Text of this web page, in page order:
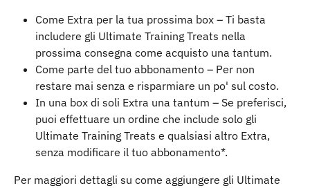
Come Extra per la tua prossima box – Ti basta
includere gli Ultimate Training Treats nella
prossima consegna come acquisto una tantum.
Come parte del tuo abbonamento – Per non
restare mai senza e risparmiare un po' sul costo.
In una box di soli Extra una tantum – Se preferisci,
puoi effettuare un ordine che include solo gli
Ultimate Training Treats e qualsiasi altro Extra,
senza modificare il tuo abbonamento*.
Per maggiori dettagli su come aggiungere gli Ultimate